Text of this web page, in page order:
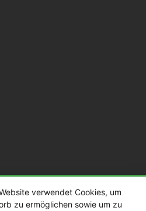
verwendet Cookies, um
zu ermöglichen sowie um zu